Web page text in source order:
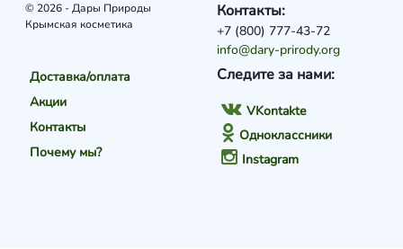
© 2026 - Дары Природы
Крымская косметика
Доставка/оплата
Акции
Контакты
Почему мы?
Следите за нами:
VKontakte
Одноклассники
Instagram
Контакты:
+7 (800) 777-43-72
info@dary-prirody.org